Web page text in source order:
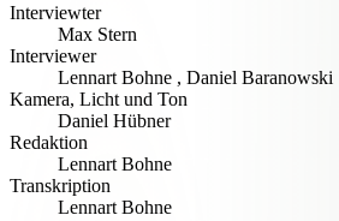
Interviewter
Max Stern
Interviewer
Lennart Bohne , Daniel Baranowski
Kamera, Licht und Ton
Daniel Hübner
Redaktion
Lennart Bohne
Transkription
Lennart Bohne